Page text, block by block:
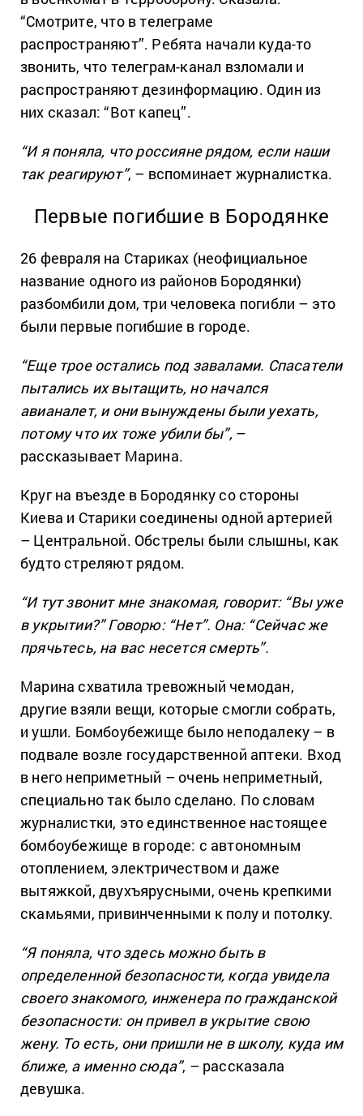
“Смотрите, что в телеграме
распространяют”. Ребята начали куда-то
звонить, что телеграм-канал взломали и
распространяют дезинформацию. Один из
них сказал: “Вот капец”.
“И я поняла, что россияне рядом, если наши
так реагируют”, – вспоминает журналистка.
Первые погибшие в Бородянке
26 февраля на Стариках (неофициальное
название одного из районов Бородянки)
разбомбили дом, три человека погибли – это
были первые погибшие в городе.
“Еще трое остались под завалами. Спасатели
пытались их вытащить, но начался
авианалет, и они вынуждены были уехать,
потому что их тоже убили бы”,–
рассказывает Марина.
Круг на въезде в Бородянку со стороны
Киева и Старики соединены одной артерией
– Центральной. Обстрелы были слышны, как
будто стреляют рядом.
“И тут звонит мне знакомая, говорит: “Вы уже
в укрытии?” Говорю: “Нет”. Она: “Сейчас же
прячьтесь, на вас несется смерть”.
Марина схватила тревожный чемодан,
другие взяли вещи, которые смогли собрать,
и ушли. Бомбоубежище было неподалеку – в
подвале возле государственной аптеки. Вход
в него неприметный – очень неприметный,
специально так было сделано. По словам
журналистки, это единственное настоящее
бомбоубежище в городе: с автономным
отоплением, электричеством и даже
вытяжкой, двухъярусными, очень крепкими
скамьями, привинченными к полу и потолку.
“Я поняла, что здесь можно быть в
определенной безопасности, когда увидела
своего знакомого, инженера по гражданской
безопасности: он привел в укрытие свою
жену. То есть, они пришли не в школу, куда им
ближе, а именно сюда”, – рассказала
девушка.